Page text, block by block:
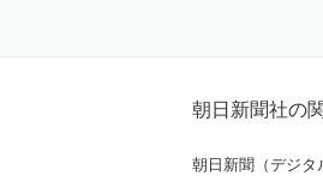
朝日新聞社の
朝日新聞（デジタ